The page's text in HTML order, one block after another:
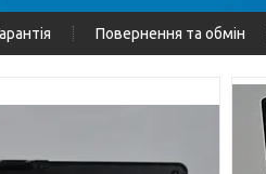
Повернення та обмін